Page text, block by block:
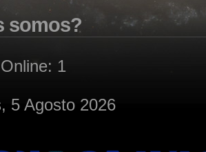
somos?
1
5 Agosto 2026